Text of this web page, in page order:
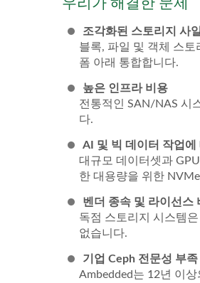
조각화된 스토리지 사
블록, 파일 및 객체 스
폼 아래 통합합니다.
높은 인프라 비용
전통적인 SAN/NAS 시
다.
AI 및 빅 데이터 작업에
대규모 데이터셋과
한 대용량을 위한
벤더 종속 및 라이선스
독점 스토리지 시스템
없습니다.
기업 Ceph 전문성 부족
Ambedded는 12년 이